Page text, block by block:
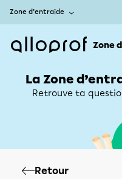
Zone d’entraide
Zone
La Zone
Retrouve ta
Retour